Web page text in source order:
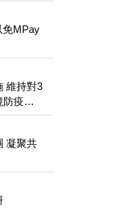
免MPay
維持對3
疫措
凝聚共